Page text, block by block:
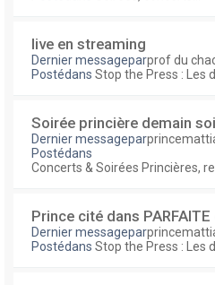
live en streaming
Dernier messageparprof du
Postédans Stop the Press : Les
Soirée princière demain
Dernier messagepar
Postédans
Concerts & Soirées Princières,
Prince cité dans
Dernier messagepar
Postédans Stop the Press : Les